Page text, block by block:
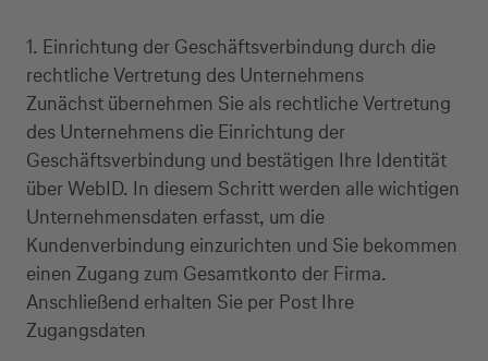
1. Einrichtung der Geschäftsverbindung durch die
rechtliche Vertretung des Unternehmens
Zunächst übernehmen Sie als rechtliche Vertretung
des Unternehmens die Einrichtung der
Geschäftsverbindung und bestätigen Ihre Identität
über WebID. In diesem Schritt werden alle wichtigen
Unternehmensdaten erfasst, um die
Kundenverbindung einzurichten und Sie bekommen
einen Zugang zum Gesamtkonto der Firma.
Anschließend erhalten Sie per Post Ihre
Zugangsdaten